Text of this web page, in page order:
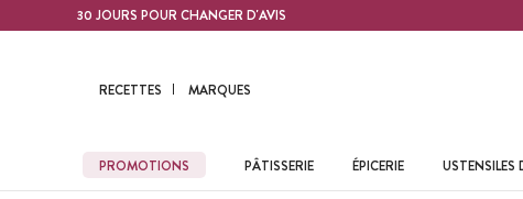
Contenu principal30 JOURS POUR CHANGER D'AVIS
RECETTES MARQUES
PROMOTIONS PÂTISSERIE ÉPICERIE USTENSILES